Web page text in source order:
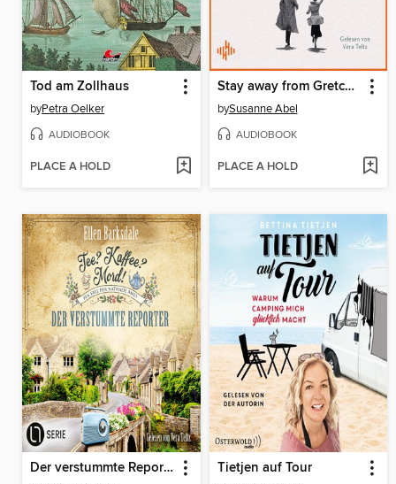
Tod am Zollhaus
byPetra Oelker
AUDIOBOOK
PLACE A HOLD
Stay away from Gretchen (Die Gretchen-Reihe 1)
bySusanne Abel
AUDIOBOOK
PLACE A HOLD
Der verstummte Reporter Tietjen auf Tour